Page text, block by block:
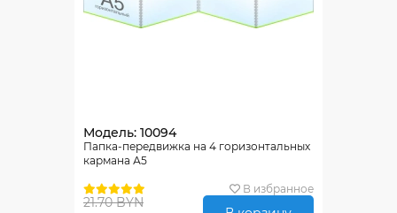
Модель: 10094
Папка-передвижка на 4 горизонтальных
кармана А5
В избранное
21.70 BYN